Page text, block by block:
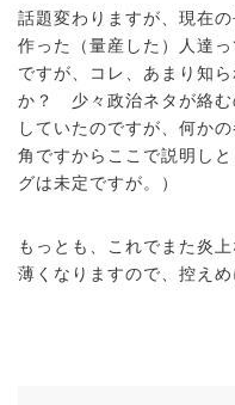
話題変わりますが、現在
作った（量産した）人達
ですが、コレ、あまり知
か？ 少々政治ネタが絡む
していたのですが、何か
角ですからここで説明し
グは未定ですが。）
もっとも、これでまた炎
薄くなりますので、控えめ